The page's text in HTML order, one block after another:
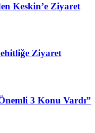
Keskin’e Ziyaret
Ziyaret
3 Konu Vardı”